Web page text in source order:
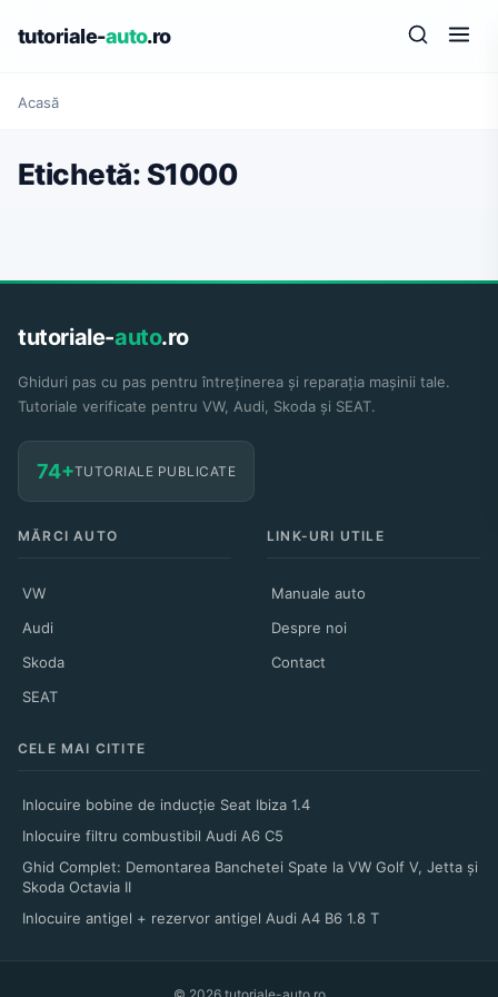
tutoriale-auto.ro
Acasă
Etichetă: S1000
tutoriale-auto.ro
Ghiduri pas cu pas pentru întreținerea și reparația mașinii tale.
Tutoriale verificate pentru VW, Audi, Skoda și SEAT.
74+TUTORIALE PUBLICATE
MĂRCI AUTO
VW
Audi
Skoda
SEAT
LINK-URI UTILE
Manuale auto
Despre noi
Contact
CELE MAI CITITE
Inlocuire bobine de inducție Seat Ibiza 1.4
Inlocuire filtru combustibil Audi A6 C5
Ghid Complet: Demontarea Banchetei Spate la VW Golf V, Jetta și
Skoda Octavia II
Inlocuire antigel + rezervor antigel Audi A4 B6 1.8 T